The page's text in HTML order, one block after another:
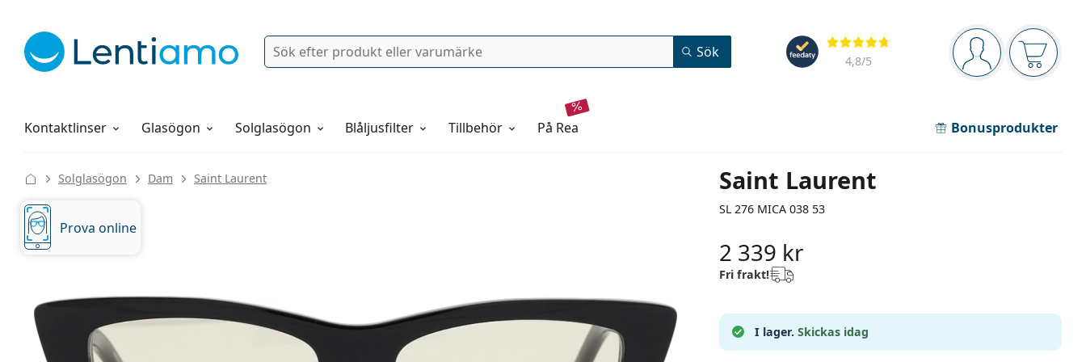
Navigeringsmeny
Du är inloggad
Recensioner
4,8/5
Sök Sök
Kontaktlinser
Linsvätskor Glasögon Solglasögon Blåljusfilter Tillbehör på rea Bonusprodukter
Allt om att handla hos oss
Saint Laurent
SL 276 MICA 038 53
Solglasögon Dam Saint Laurent
Prova online
2 339 kr
Fri frakt!
I lager. Skickas idag